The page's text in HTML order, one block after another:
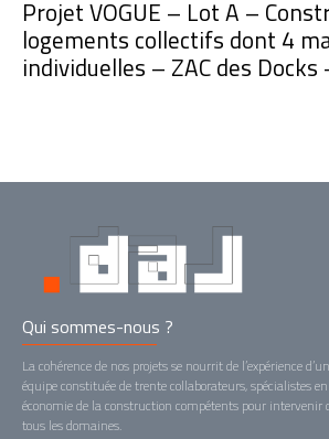
Projet VOGUE – Lot A –
logements collectifs dont 4
individuelles – ZAC des
Qui sommes-nous ?
La cohérence de nos projets se nourrit de l’expérience
équipe constituée de trente collaborateurs, spécialistes en
économie de la construction compétents pour intervenir
tous les domaines.